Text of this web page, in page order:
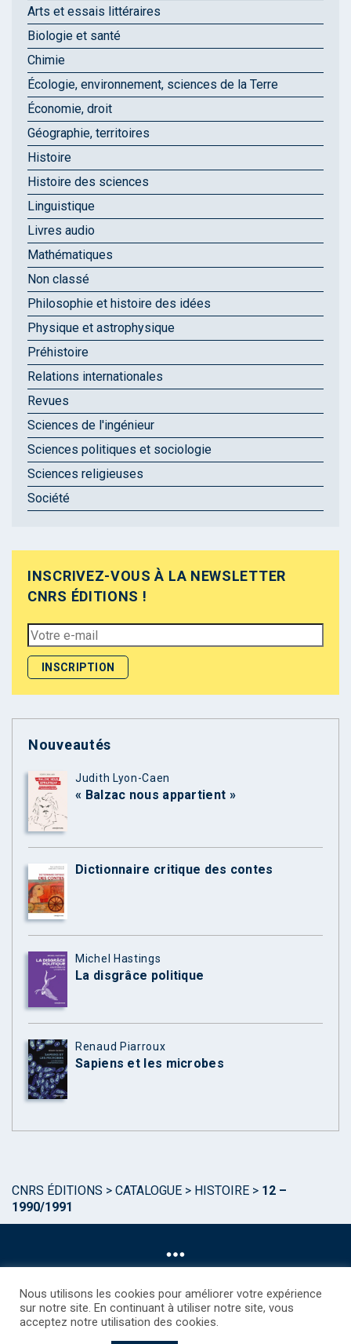
Arts et essais littéraires
Biologie et santé
Chimie
Écologie, environnement, sciences de la Terre
Économie, droit
Géographie, territoires
Histoire
Histoire des sciences
Linguistique
Livres audio
Mathématiques
Non classé
Philosophie et histoire des idées
Physique et astrophysique
Préhistoire
Relations internationales
Revues
Sciences de l'ingénieur
Sciences politiques et sociologie
Sciences religieuses
Société
INSCRIVEZ-VOUS À LA NEWSLETTER
CNRS ÉDITIONS !
Nouveautés
Judith Lyon-Caen
« Balzac nous appartient »
Dictionnaire critique des contes
Michel Hastings
La disgrâce politique
Renaud Piarroux
Sapiens et les microbes
CNRS ÉDITIONS > CATALOGUE > HISTOIRE > 12 –
1990/1991
©CNRS EDITIONS 2025
Nous utilisons les cookies pour améliorer votre expérience
sur notre site. En continuant à utiliser notre site, vous
acceptez notre utilisation des cookies.